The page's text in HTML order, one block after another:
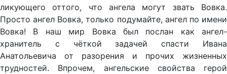
ликующего оттого, что ангела могут звать Вовка.
Просто ангел Вовка, только подумайте, ангел по имени
Вовка! В наш мир Вовка был послан как ангел-
хранитель с чёткой задачей спасти Ивана
Анатольевича от разорения и прочих жизненных
трудностей. Впрочем, ангельские свойства герой